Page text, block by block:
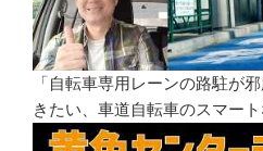
「自転車専用レーンの路駐が
きたい、車道自転車のスマー